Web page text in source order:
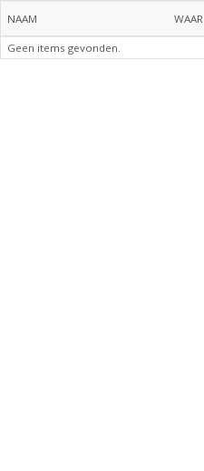
NAAM WAAR
Geen items gevonden.